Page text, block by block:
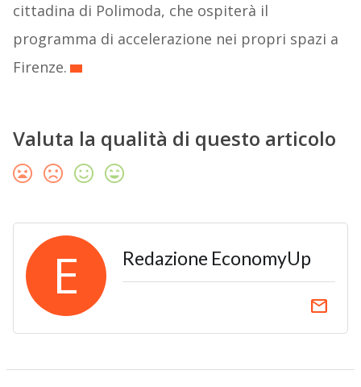
cittadina di Polimoda, che ospiterà il
programma di accelerazione nei propri spazi a
Firenze.
Valuta la qualità di questo articolo
E Redazione EconomyUp
email